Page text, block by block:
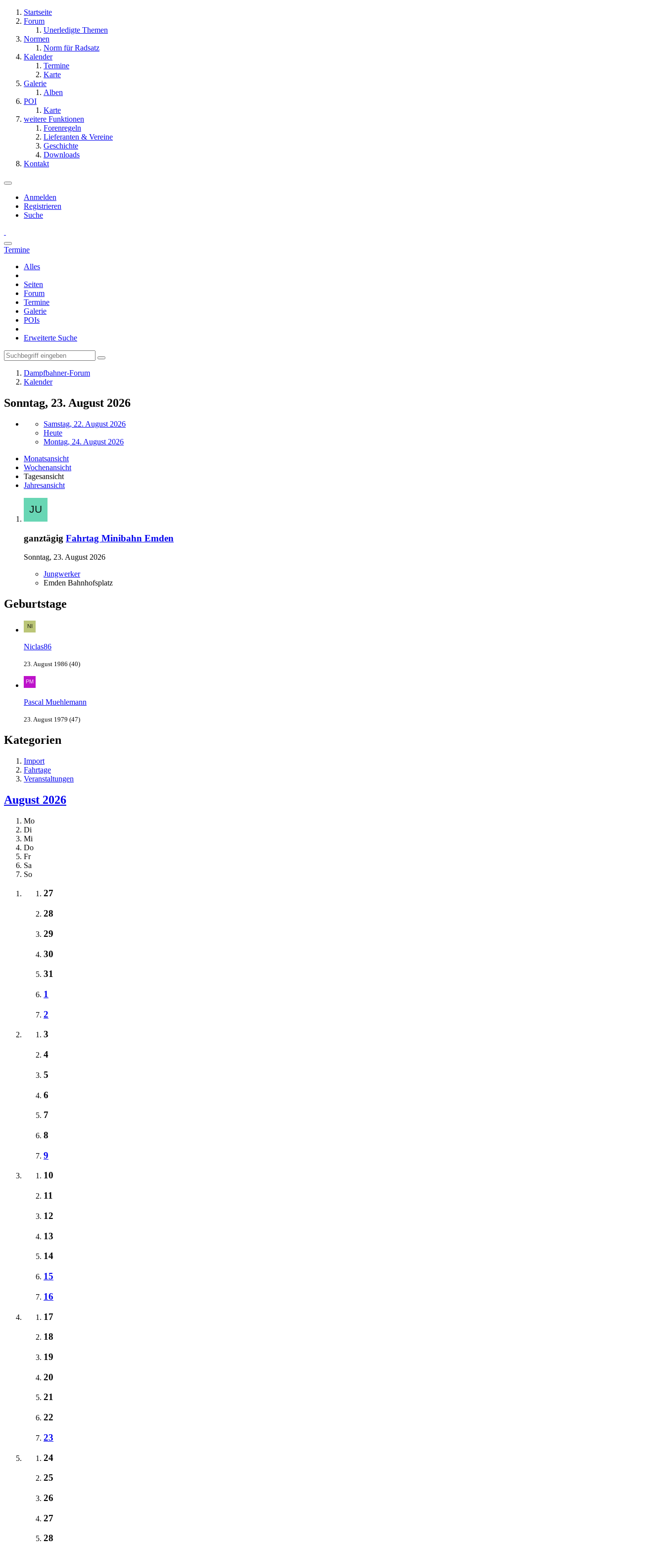
Startseite
Forum
Unerledigte Themen
Normen
Norm für Radsatz
Kalender
Termine
Karte
Galerie
Alben
POI
Karte
weitere Funktionen
Forenregeln
Lieferanten & Vereine
Geschichte
Downloads
Kontakt
Anmelden
Registrieren
Suche
Termine
Alles
Seiten
Forum
Termine
Galerie
POIs
Erweiterte Suche
Dampfbahner-Forum
Kalender
Sonntag, 23. August 2026
Samstag, 22. August 2026
Heute
Montag, 24. August 2026
Monatsansicht
Wochenansicht
Tagesansicht
Jahresansicht
ganztägig Fahrtag Minibahn Emden
Sonntag, 23. August 2026
Jungwerker
Emden Bahnhofsplatz
Geburtstage
Niclas86
23. August 1986 (40)
Pascal Muehlemann
23. August 1979 (47)
Kategorien
Import
Fahrtage
Veranstaltungen
August 2026
Mo
Di
Mi
Do
Fr
Sa
So
27
28
29
30
31
1
2
3
4
5
6
7
8
9
10
11
12
13
14
15
16
17
18
19
20
21
22
23
24
25
26
27
28